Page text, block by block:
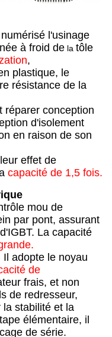
l'usinage
à froid de la tôle
,
plastique, le
résistance de la
réparer conception
d'isolement
en raison de son
effet de
capacité de 1,5 fois.
mou de
par pont, assurant
La capacité
adopte le noyau
de
frais, et non
de redresseur,
la stabilité et la
élémentaire, il
de série.